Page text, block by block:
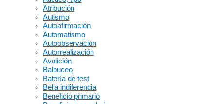
Atribución
Autismo
Autoafirmación
Automatismo
Autoobservación
Autorrealización
Avolición
Balbuceo
Batería de test
Bella indiferencia
Beneficio primario